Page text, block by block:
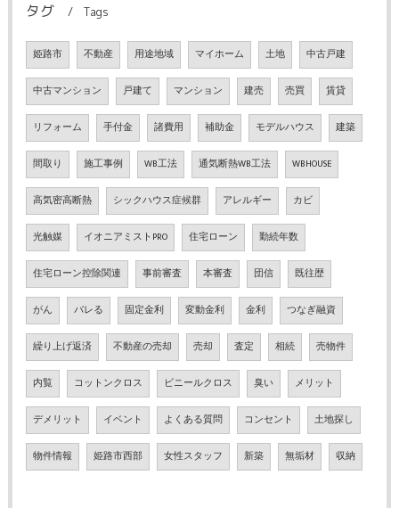
タグ Tags
姫路市 不動産 用途地域 マイホーム 土地 中古戸建
中古マンション 戸建て マンション 建売 売買 賃貸
リフォーム 手付金 諸費用 補助金 モデルハウス 建築
間取り 施工事例 WB工法 通気断熱WB工法 WBHOUSE
高気密高断熱 シックハウス症候群 アレルギー カビ
光触媒 イオニアミストPRO 住宅ローン 勤続年数
住宅ローン控除関連 事前審査 本審査 団信 既往歴
がん バレる 固定金利 変動金利 金利 つなぎ融資
繰り上げ返済 不動産の売却 売却 査定 相続 売物件
内覧 コットンクロス ビニールクロス 臭い メリット
デメリット イベント よくある質問 コンセント 土地探し
物件情報 姫路市西部 女性スタッフ 新築 無垢材 収納